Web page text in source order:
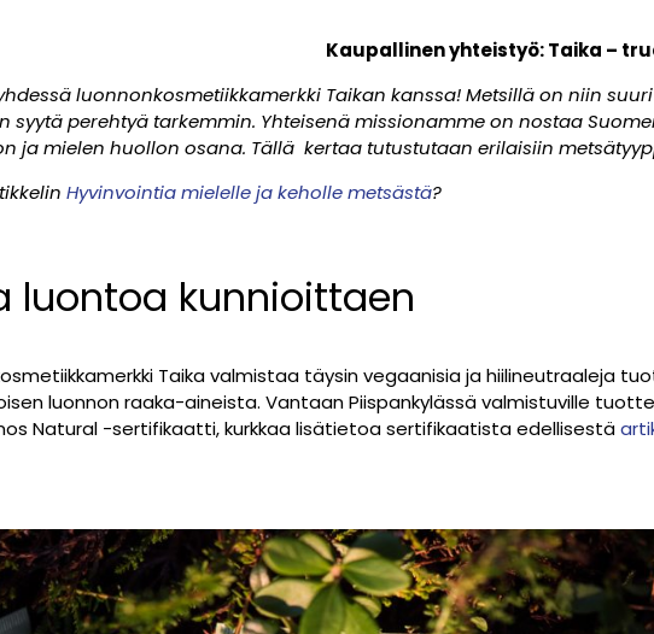
Kaupallinen yhteistyö: Taika –
luonnonkosmetiikkamerkki Taikan kanssa! Metsillä on niin
syytä perehtyä tarkemmin. Yhteisenä missionamme on nostaa
ja mielen huollon osana. Tällä kertaa tutustutaan erilaisiin
Hyvinvointia mielelle ja keholle metsästä?
luontoa kunnioittaen
Taika valmistaa täysin vegaanisia ja hiilineutraaleja
luonnon raaka-aineista. Vantaan Piispankylässä valmistuville
Natural -sertifikaatti, kurkkaa lisätietoa sertifikaatista edellisestä